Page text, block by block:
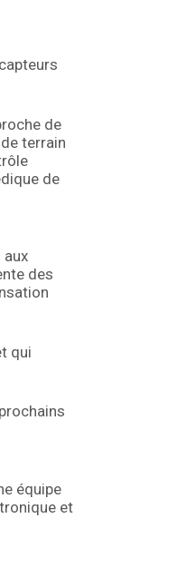
de
terrain
de
aux
des
qui
équipe
et